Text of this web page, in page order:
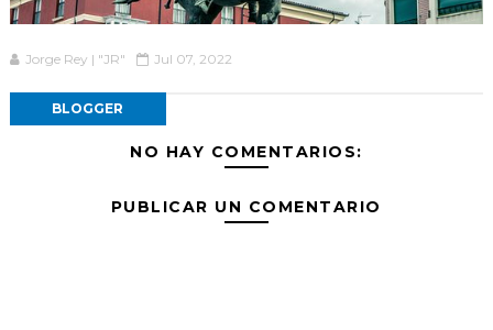
Jorge Rey | "JR" Jul 07, 2022
BLOGGER
NO HAY COMENTARIOS:
PUBLICAR UN COMENTARIO